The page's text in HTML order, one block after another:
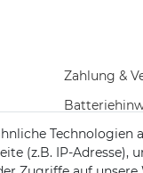
Zahlung &
(z.B. IP-